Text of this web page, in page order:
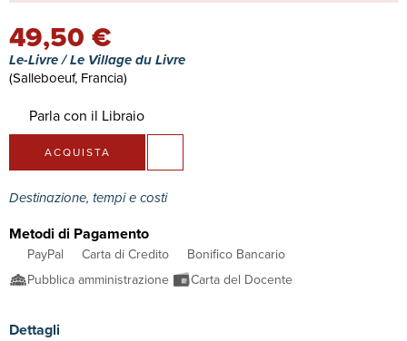
49,50 €
Le-Livre / Le Village du Livre
(Salleboeuf, Francia)
Parla con il Libraio
ACQUISTA
Destinazione, tempi e costi
Metodi di Pagamento
PayPal Carta di Credito
Bonifico Bancario
Pubblica amministrazione
Carta del Docente
Dettagli